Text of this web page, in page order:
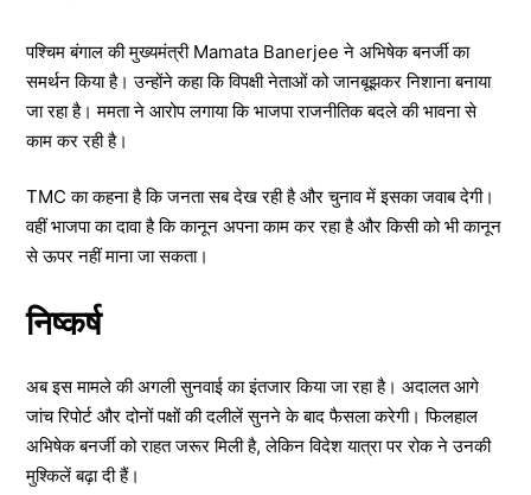
पश्चिम बंगाल की मुख्यमंत्री Mamata Banerjee ने अभिषेक बनर्जी का
समर्थन किया है। उन्होंने कहा कि विपक्षी नेताओं को जानबूझकर निशाना बनाया
जा रहा है। ममता ने आरोप लगाया कि भाजपा राजनीतिक बदले की भावना से
काम कर रही है।
TMC का कहना है कि जनता सब देख रही है और चुनाव में इसका जवाब देगी।
वहीं भाजपा का दावा है कि कानून अपना काम कर रहा है और किसी को भी कानून
से ऊपर नहीं माना जा सकता।
निष्कर्ष
अब इस मामले की अगली सुनवाई का इंतजार किया जा रहा है। अदालत आगे
जांच रिपोर्ट और दोनों पक्षों की दलीलें सुनने के बाद फैसला करेगी। फिलहाल
अभिषेक बनर्जी को राहत जरूर मिली है, लेकिन विदेश यात्रा पर रोक ने उनकी
मुश्किलें बढ़ा दी हैं।